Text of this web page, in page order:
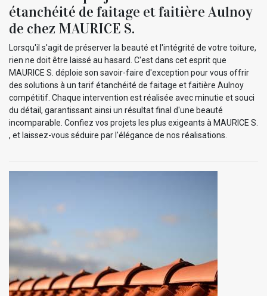
étanchéité de faitage et faitière Aulnoy
de chez MAURICE S.
Lorsqu'il s'agit de préserver la beauté et l'intégrité de votre toiture,
rien ne doit être laissé au hasard. C'est dans cet esprit que
MAURICE S. déploie son savoir-faire d'exception pour vous offrir
des solutions à un tarif étanchéité de faitage et faitière Aulnoy
compétitif. Chaque intervention est réalisée avec minutie et souci
du détail, garantissant ainsi un résultat final d'une beauté
incomparable. Confiez vos projets les plus exigeants à MAURICE S.
, et laissez-vous séduire par l'élégance de nos réalisations.